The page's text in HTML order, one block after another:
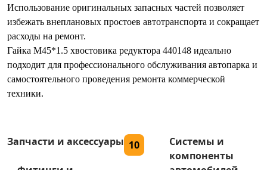
Использование оригинальных запасных частей позволяет
избежать внеплановых простоев автотранспорта и сокращает
расходы на ремонт.
Гайка М45*1.5 хвостовика редуктора 440148 идеально
подходит для профессионального обслуживания автопарка и
самостоятельного проведения ремонта коммерческой
техники.
Запчасти и аксессуары 10
Системы и
компоненты